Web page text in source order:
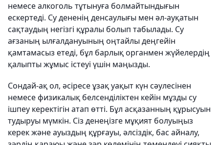
немесе алкоголь тұтынуға болмайтындығын
ескертеді. Су дененің денсаулығы мен әл-ауқатын
сақтаудың негізгі құралы болып табылады. Су
ағзаның ылғалдануының оңтайлы деңгейін
қамтамасыз етеді, бұл барлық органмен жүйелердің
қалыпты жұмыс істеуі үшін маңызды.
Сондай-ақ ол, әсіресе ұзақ уақыт күн сәулесінен
немесе физикалық белсенділіктен кейін мұзды су
ішпеу керектігін атап өтті. Бұл асқазанның құрысуын
тудыруы мүмкін. Сіз денеңізге мұқият болуыңыз
керек және ауыздың құрғауы, әлсіздік, бас айналу,